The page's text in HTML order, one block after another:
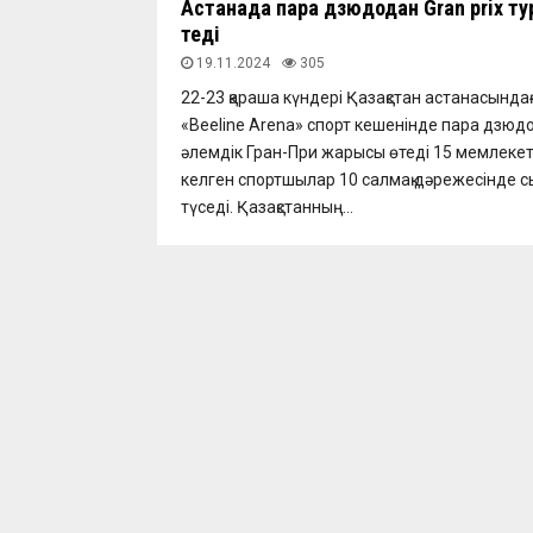
Астанада пара дзюдодан Gran prix
өтеді
19.11.2024 305
22-23 қараша күндері Қазақстан
«Beeline Arena» спорт кешенінде пара
әлемдік Гран-При жарысы өтеді 15
келген спортшылар 10 салмақ дәрежесінде
түседі. Қазақстанның...